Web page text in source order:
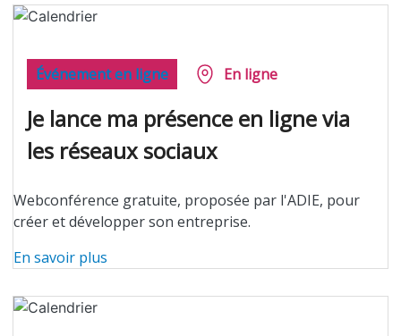
Je lance ma présence en ligne via
les réseaux sociaux
Événement en ligne En ligne
Webconférence gratuite, proposée par l'ADIE, pour
créer et développer son entreprise.
En savoir plus